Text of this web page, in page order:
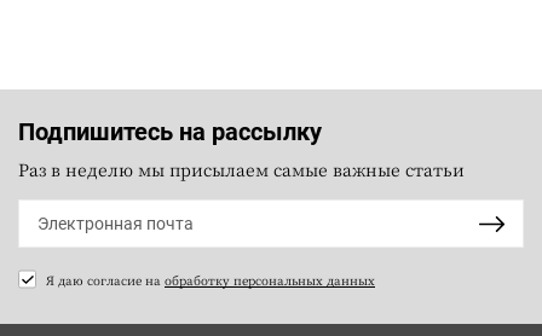
Подпишитесь на рассылку
Раз в неделю мы присылаем самые важные статьи
Я даю согласие на обработку персональных данных